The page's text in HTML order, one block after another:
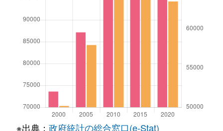
※出典： 政府統計の総合窓口(e-Stat)